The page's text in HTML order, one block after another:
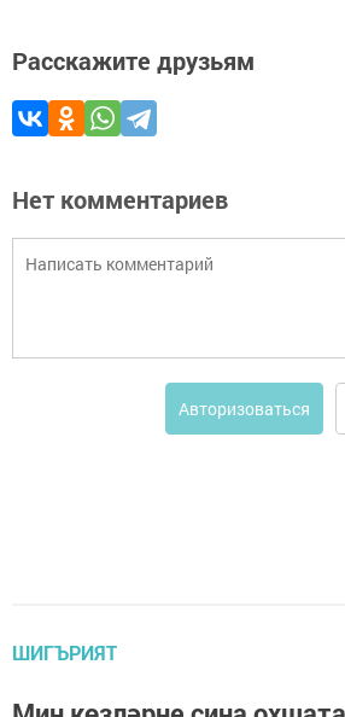
Расскажите друзьям
Нет комментариев
Авторизоваться
ШИГЪРИЯТ